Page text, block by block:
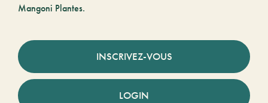
Mangoni Plantes.
INSCRIVEZ-VOUS
LOGIN